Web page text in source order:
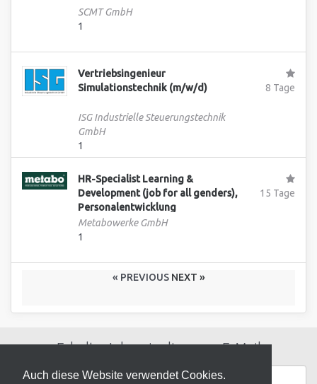
Auch diese Website verwendet Cookies.
SCMT GmbH
1
Vertriebsingenieur
Simulationstechnik (m/w/d)
ISG Industrielle Steuerungstechnik
GmbH
1
8 Tage
HR-Specialist Learning &
Development (job for all genders),
Personalentwicklung
Metabowerke GmbH
1
15 Tage
« PREVIOUS NEXT »
Erhalte Jobs wie diese per E-Mail